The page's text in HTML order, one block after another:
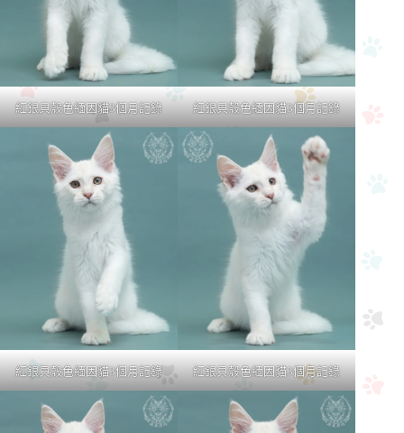
紅銀貝殼色緬因貓3個月記錄 紅銀貝殼色緬因貓3個月記錄
紅銀貝殼色緬因貓3個月記錄 紅銀貝殼色緬因貓3個月記錄